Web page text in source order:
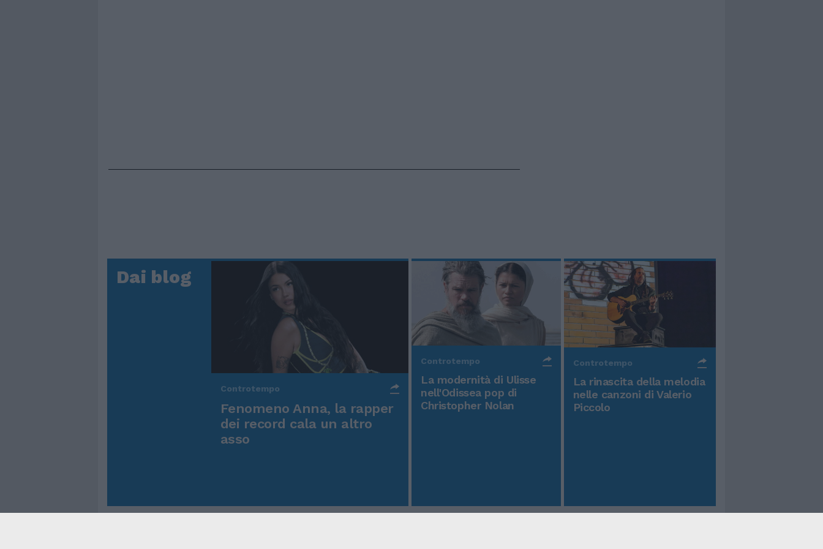
Dai blog
Controtempo
Fenomeno Anna, la rapper
dei record cala un altro
asso
Controtempo
La modernità di Ulisse
nell'Odissea pop di
Christopher Nolan
Controtempo
La rinascita della melodia
nelle canzoni di Valerio
Piccolo